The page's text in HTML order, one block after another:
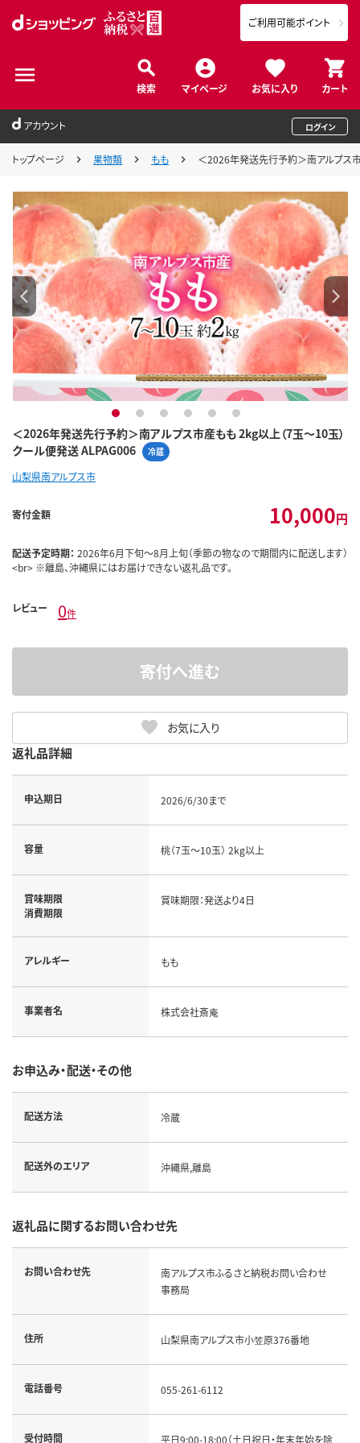
検索 マイページ お気に入り カート
ご利用可能ポイント
アカウント ログイン
トップページ 果物類 もも ＜2026年発送先行予約＞南アルプス
＜2026年発送先行予約＞南アルプス市産もも 2kg以上（7玉～10玉）
クール便発送 ALPAG006
冷蔵
1 2 3 4 5 6
山梨県南アルプス市
寄付金額 10,000円
配送予定時期： 2026年6月下旬～8月上旬（季節の物なので期間内に配送します）
<br> ※離島、沖縄県にはお届けできない返礼品です。
レビュー 0件
お気に入り
寄付へ進む
返礼品詳細
申込期日 2026/6/30まで
容量 桃（7玉～10玉） 2kg以上
賞味期限
消費期限
賞味期限：発送より4日
アレルギー もも
事業者名 株式会社斎庵
お申込み・配送・その他
配送方法 冷蔵
配送外のエリア 沖縄県,離島
返礼品に関するお問い合わせ先
お問い合わせ先
南アルプス市ふるさと納税お問い合わせ
事務局
住所 山梨県南アルプス市小笠原376番地
電話番号 055-261-6112
受付時間 平日9:00-18:00（土日祝日・年末年始を除